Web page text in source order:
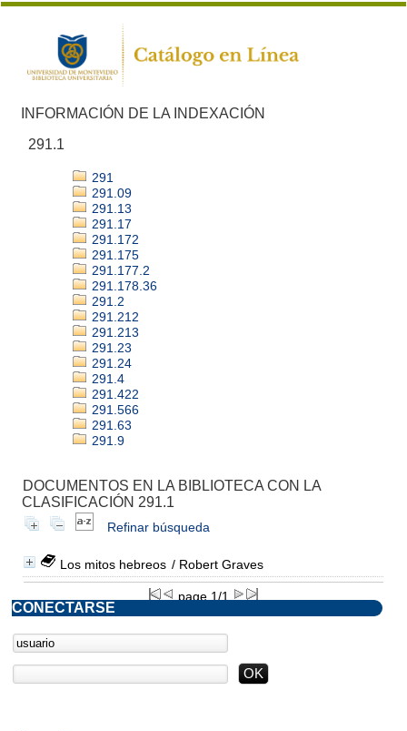
INFORMACIÓN DE LA INDEXACIÓN
291.1
291
291.09
291.13
291.17
291.172
291.175
291.177.2
291.178.36
291.2
291.212
291.213
291.23
291.24
291.4
291.422
291.566
291.63
291.9
DOCUMENTOS EN LA BIBLIOTECA CON LA
CLASIFICACIÓN 291.1
Refinar búsqueda
Los mitos hebreos / Robert Graves
page 1/1
CONECTARSE